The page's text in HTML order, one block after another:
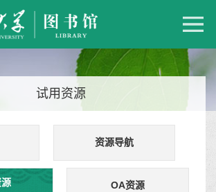
试用资源
资源导航
OA资源